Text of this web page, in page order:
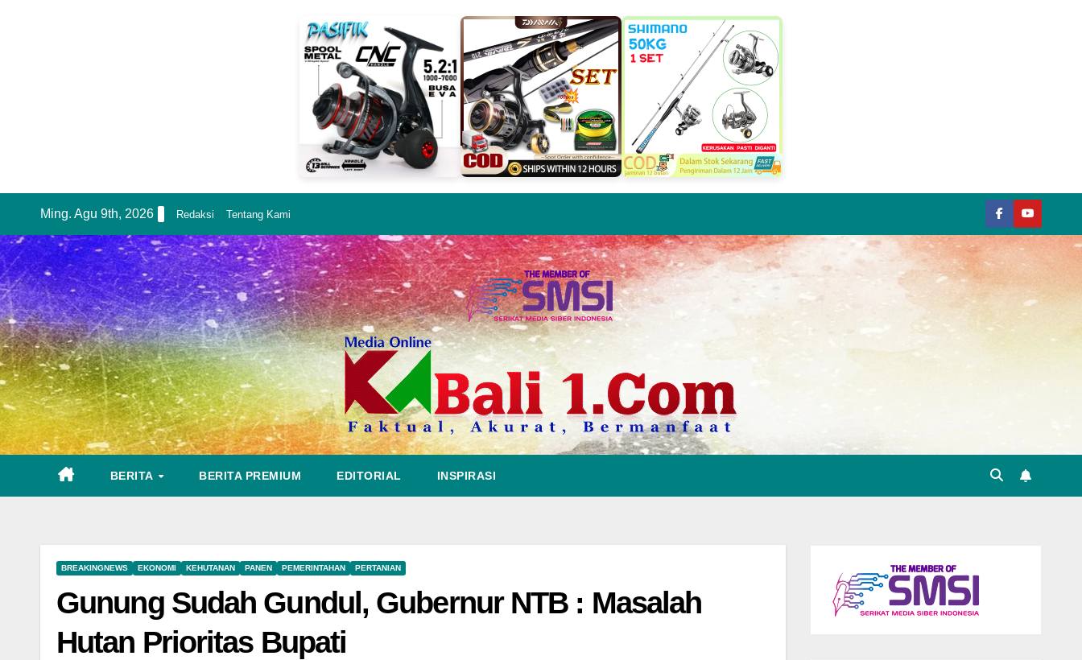
content
Ming. Agu 9th, 2026 Redaksi Tentang Kami
BERITA BERITA PREMIUM EDITORIAL INSPIRASI
BREAKINGNEWS EKONOMI KEHUTANAN PANEN PEMERINTAHAN PERTANIAN
Gunung Sudah Gundul, Gubernur NTB : Masalah
Hutan Prioritas Bupati